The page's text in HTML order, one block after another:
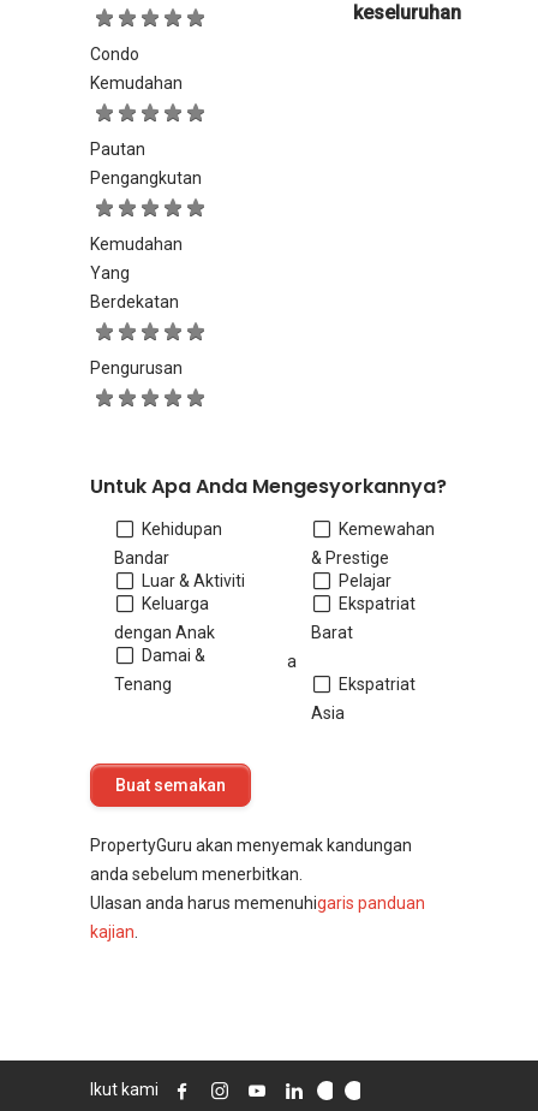
Condo
Kemudahan
Pautan
Pengangkutan
Kemudahan
Yang
Berdekatan
Pengurusan
keseluruhan
Untuk Apa Anda Mengesyorkannya?
Kehidupan
Bandar
Luar & Aktiviti
Keluarga
dengan Anak
Damai &
Tenang
Kemewahan
& Prestige
Pelajar
Ekspatriat
Barat
a
Ekspatriat
Asia
PropertyGuru akan menyemak kandungan
anda sebelum menerbitkan.
Ulasan anda harus memenuhigaris panduan
kajian
Ikut kami